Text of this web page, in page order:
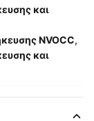
και
NVOCC,
και